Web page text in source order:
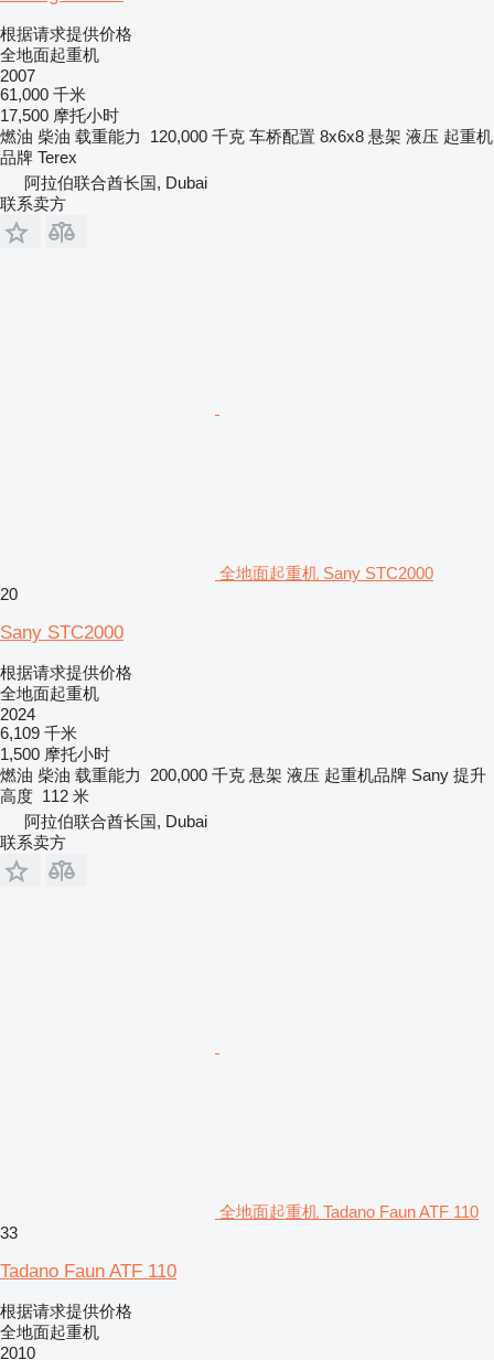
根据请求提供价格
全地面起重机
2007
61,000 千米
17,500 摩托小时
燃油 柴油 载重能力 120,000 千克 车桥配置 8x6x8 悬架 液压 起重机
品牌 Terex
阿拉伯联合酋长国, Dubai
联系卖方
全地面起重机 Sany STC2000
20
Sany STC2000
根据请求提供价格
全地面起重机
2024
6,109 千米
1,500 摩托小时
燃油 柴油 载重能力 200,000 千克 悬架 液压 起重机品牌 Sany 提升
高度 112 米
阿拉伯联合酋长国, Dubai
联系卖方
全地面起重机 Tadano Faun ATF 110
33
Tadano Faun ATF 110
根据请求提供价格
全地面起重机
2010